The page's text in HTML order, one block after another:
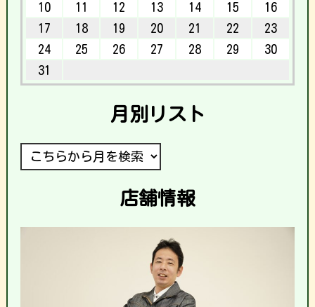
10
11 12 13 14 15
16
17
18 19 20 21 22
23
24
25 26 27 28 29
30
31
月別リスト
店舗情報